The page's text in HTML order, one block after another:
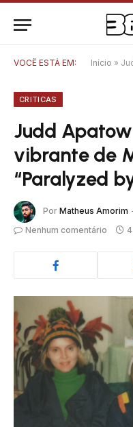
VOCÊ ESTÁ EM: Início » Judd
CRITICAS
Judd
vibrante de
“Paralyzed
Por Matheus Amorim
Nenhum comentário